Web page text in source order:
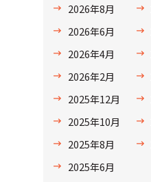
2026年8月
2026年6月
2026年4月
2026年2月
2025年12月
2025年10月
2025年8月
2025年6月